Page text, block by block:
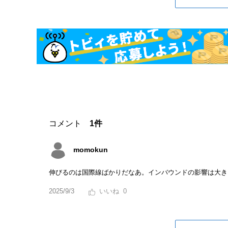
コメント 1件
momokun
伸びるのは国際線ばかりだなあ。インバウンドの影響は大
2025/9/3 0